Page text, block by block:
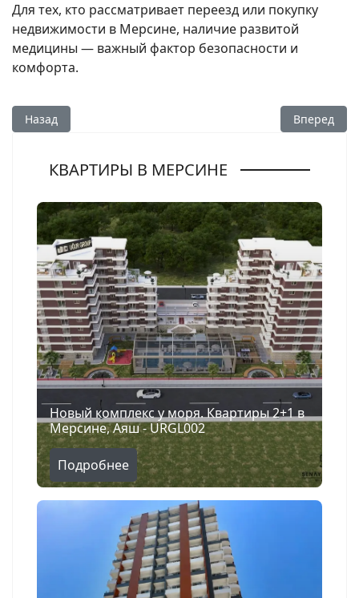
Для тех, кто рассматривает переезд или покупку
недвижимости в Мерсине, наличие развитой
медицины — важный фактор безопасности и
комфорта.
Предыдущий: Образование в Мерсине — детские сады,
Назад Вперед
КВАРТИРЫ В МЕРСИНЕ
Новый комплекс у моря. Квартиры 2+1 в
Мерсине, Аяш - URGL002
Подробнее